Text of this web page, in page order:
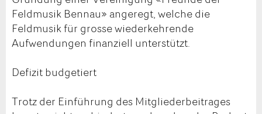
Feldmusik Bennau» angeregt, welche die
Feldmusik für grosse wiederkehrende
Aufwendungen finanziell unterstützt.
Defizit budgetiert
Trotz der Einführung des Mitgliederbeitrages